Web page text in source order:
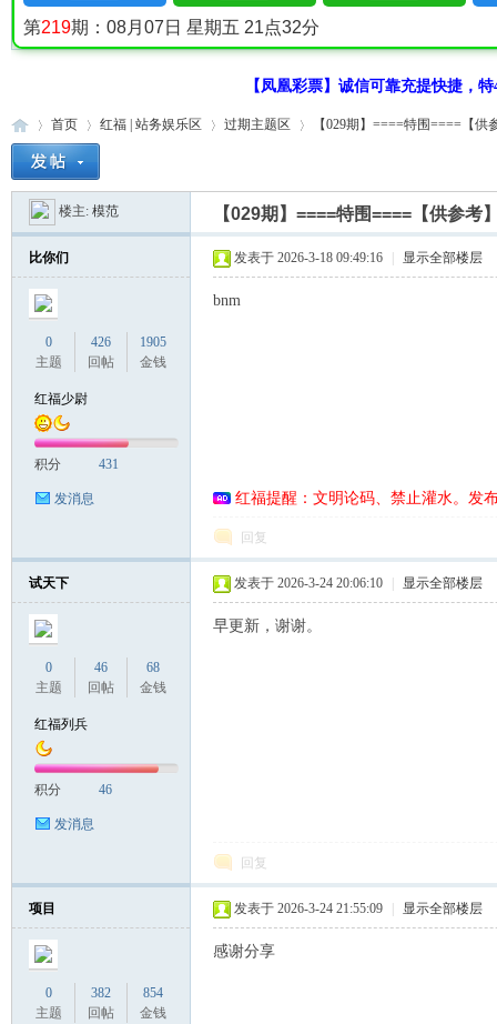
【凤凰彩票】诚信可靠充提快捷，
盟
»
首页
›
红福 | 站务娱乐区 过期主题区 【029期】====特围====【供
楼主: 模范 【029期】====特围====【供参考
比你们
0
主题
426
回帖
1905
金钱
红福少尉
积分 431
发消息
发表于 2026-3-18 09:49:16 显示全部楼层
bnm
红福提醒：文明论码、禁止灌水。发
回复
试天下
0
主题
46
回帖
68
金钱
红福列兵
积分 46
发消息
发表于 2026-3-24 20:06:10 显示全部楼层
早更新，谢谢。
回复
项目
0
主题
382
回帖
854
金钱
发表于 2026-3-24 21:55:09 显示全部楼层
感谢分享